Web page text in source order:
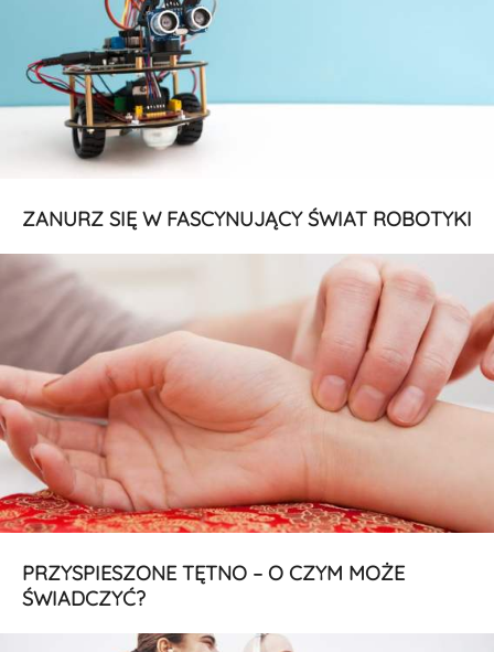
ZANURZ SIĘ W FASCYNUJĄCY ŚWIAT ROBOTYKI
PRZYSPIESZONE TĘTNO – O CZYM MOŻE
ŚWIADCZYĆ?